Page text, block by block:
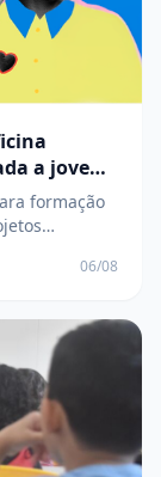
a jovens
formação
06/08